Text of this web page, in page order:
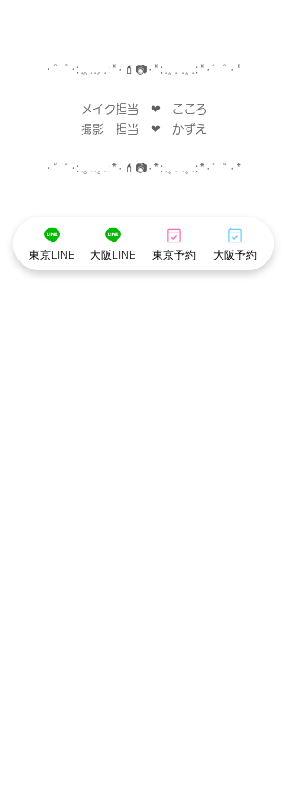
･゜ﾟ･ :.｡..｡.:*･ 💄 📷･ *:.｡. .｡.:*･゜ﾟ･*
メイク担当　❤︎　こころ
撮影　担当　❤︎　かずえ
･゜ﾟ･ :.｡..｡.:*･ 💄 📷･ *:.｡. .｡.:*･゜ﾟ･*
東京LINE 大阪LINE 東京予約 大阪予約